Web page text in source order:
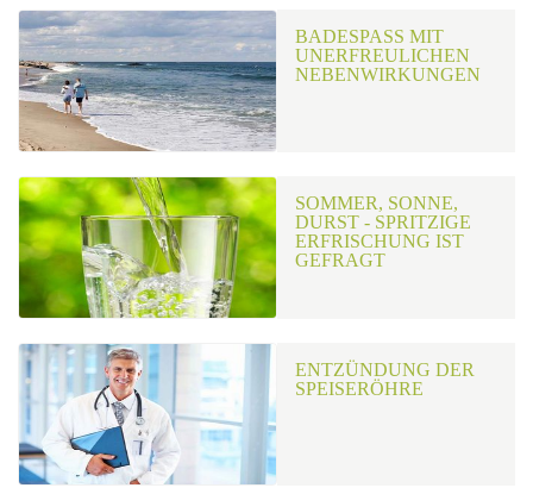
BADESPASS MIT U
NERFREULICHEN N
EBENWIRKUNGEN
SOMMER, SONNE,
DURST - SPRITZIGE
ERFRISCHUNG IST
GEFRAGT
ENTZÜNDUNG DER
SPEISERÖHRE